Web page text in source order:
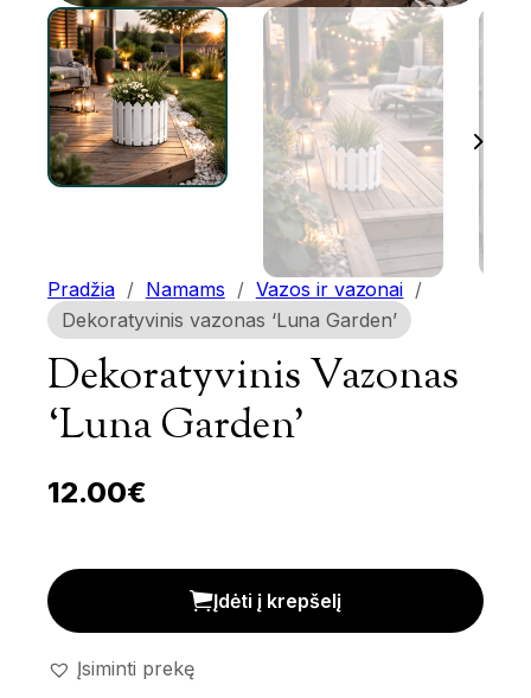
Pradžia / Namams / Vazos ir vazonai /
Dekoratyvinis vazonas ‘Luna Garden’
Dekoratyvinis Vazonas
‘Luna Garden’
12.00€
Dekoratyvinis vazonas 'Luna Garden' kiekis
Įdėti į krepšelį
Įsiminti prekę